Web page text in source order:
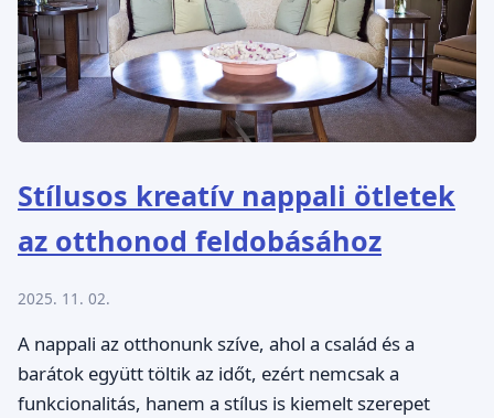
Stílusos kreatív nappali ötletek
az otthonod feldobásához
2025. 11. 02.
A nappali az otthonunk szíve, ahol a család és a
barátok együtt töltik az időt, ezért nemcsak a
funkcionalitás, hanem a stílus is kiemelt szerepet